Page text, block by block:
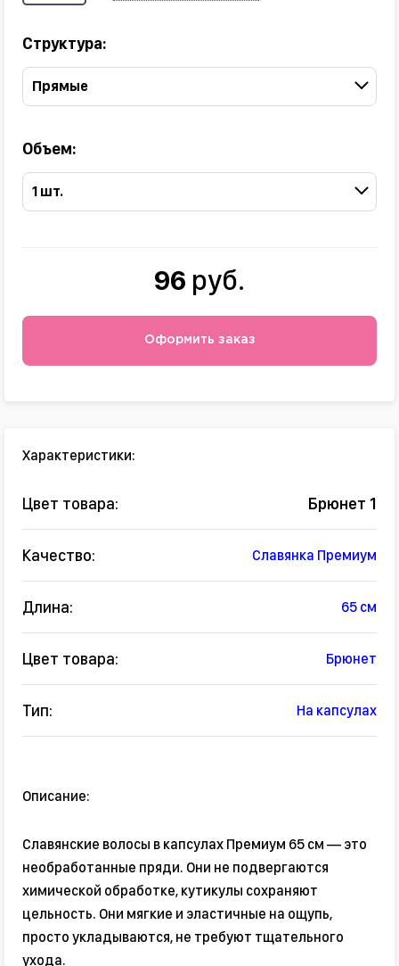
Структура:
Прямые
Объем:
1 шт.
96 руб.
Оформить заказ
Характеристики:
Цвет товара: Брюнет 1
Качество: Славянка Премиум
Длина: 65 см
Цвет товара: Брюнет
Тип: На капсулах
Описание:
Славянские волосы в капсулах Премиум 65 см — это
необработанные пряди. Они не подвергаются
химической обработке, кутикулы сохраняют
цельность. Они мягкие и эластичные на ощупь,
просто укладываются, не требуют тщательного
ухода.